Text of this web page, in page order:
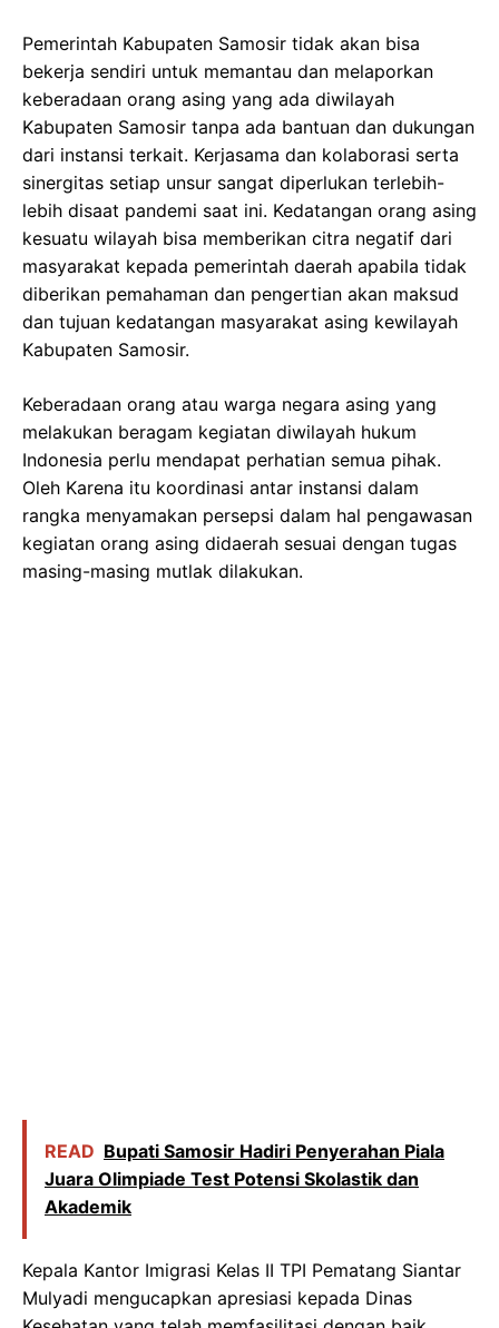
Pemerintah Kabupaten Samosir tidak akan bisa
bekerja sendiri untuk memantau dan melaporkan
keberadaan orang asing yang ada diwilayah
Kabupaten Samosir tanpa ada bantuan dan dukungan
dari instansi terkait. Kerjasama dan kolaborasi serta
sinergitas setiap unsur sangat diperlukan terlebih-
lebih disaat pandemi saat ini. Kedatangan orang asing
kesuatu wilayah bisa memberikan citra negatif dari
masyarakat kepada pemerintah daerah apabila tidak
diberikan pemahaman dan pengertian akan maksud
dan tujuan kedatangan masyarakat asing kewilayah
Kabupaten Samosir.
Keberadaan orang atau warga negara asing yang
melakukan beragam kegiatan diwilayah hukum
Indonesia perlu mendapat perhatian semua pihak.
Oleh Karena itu koordinasi antar instansi dalam
rangka menyamakan persepsi dalam hal pengawasan
kegiatan orang asing didaerah sesuai dengan tugas
masing-masing mutlak dilakukan.
READ Bupati Samosir Hadiri Penyerahan Piala
Juara Olimpiade Test Potensi Skolastik dan
Akademik
Kepala Kantor Imigrasi Kelas II TPI Pematang Siantar
Mulyadi mengucapkan apresiasi kepada Dinas